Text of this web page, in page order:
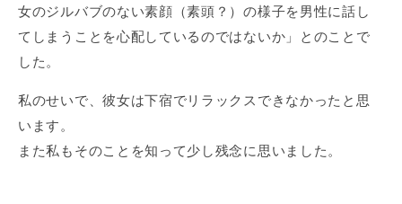
女のジルバブのない素顔（素頭？）の様子を男性に話し
てしまうことを心配しているのではないか」とのことで
した。
私のせいで、彼女は下宿でリラックスできなかったと思
います。
また私もそのことを知って少し残念に思いました。